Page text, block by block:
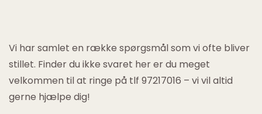
Vi har samlet en række spørgsmål som vi ofte bliver
stillet. Finder du ikke svaret her er du meget
velkommen til at ringe på tlf 97217016 – vi vil altid
gerne hjælpe dig!